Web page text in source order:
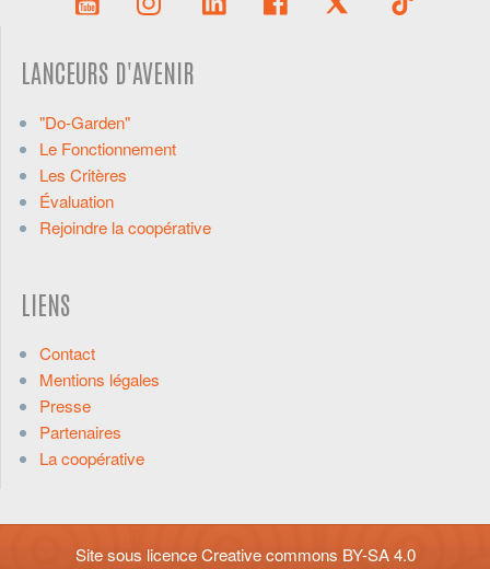
LANCEURS D'AVENIR
"Do-Garden"
Le Fonctionnement
Les Critères
Évaluation
Rejoindre la coopérative
LIENS
Contact
Mentions légales
Presse
Partenaires
La coopérative
Site sous licenceCreative commons BY-SA 4.0